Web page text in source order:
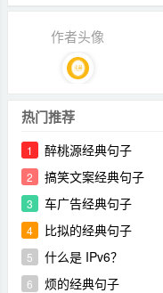
作者头像
热门推荐
1 醉桃源经典句子
2 搞笑文案经典句子
3 车广告经典句子
4 比拟的经典句子
5 什么是 IPv6？
6 烦的经典句子